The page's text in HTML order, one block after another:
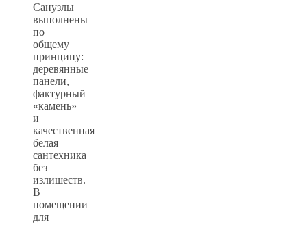
Санузлы
выполнены
по
общему
принципу:
деревянные
панели,
фактурный
«камень»
и
качественная
белая
сантехника
без
излишеств.
В
помещении
для